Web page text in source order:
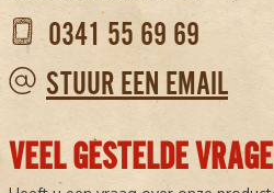
0341 55 69 69
STUUR EEN EMAIL
VEEL GESTELDE